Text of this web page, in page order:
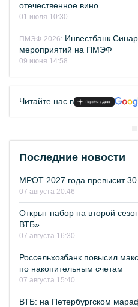
отечественное вино
01 июля 10:30
ПМЭФ-2026: Инвестбанк
мероприятий на ПМЭФ
09 июня 14:58
Читайте нас в
Последние новости
МРОТ 2027 года превысит 30
07 августа 20:46
Открыт набор на второй
ВТБ»
07 августа 16:30
Россельхозбанк повысил
по накопительным счетам
07 августа 15:40
ВТБ: на Петербургском